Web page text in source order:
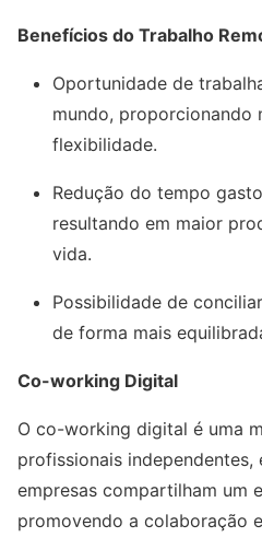
Benefícios do Trabalho
Oportunidade de
mundo, proporcionando
flexibilidade.
Redução do tempo
resultando em maior
vida.
Possibilidade de
de forma mais
Co-working Digital
O co-working digital é uma
profissionais independentes,
empresas compartilham um
promovendo a colaboração